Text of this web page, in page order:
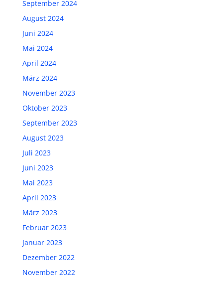
September 2024
August 2024
Juni 2024
Mai 2024
April 2024
März 2024
November 2023
Oktober 2023
September 2023
August 2023
Juli 2023
Juni 2023
Mai 2023
April 2023
März 2023
Februar 2023
Januar 2023
Dezember 2022
November 2022